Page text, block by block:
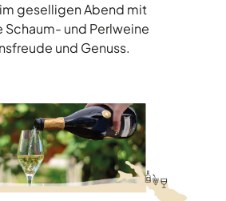
geselligen Abend mit
Schaum- und Perlweine
und Genuss.